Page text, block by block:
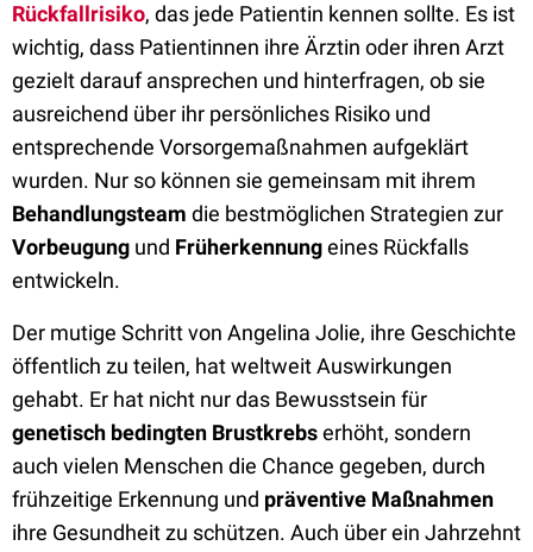
Rückfallrisiko, das jede Patientin kennen sollte. Es ist
wichtig, dass Patientinnen ihre Ärztin oder ihren Arzt
gezielt darauf ansprechen und hinterfragen, ob sie
ausreichend über ihr persönliches Risiko und
entsprechende Vorsorgemaßnahmen aufgeklärt
wurden. Nur so können sie gemeinsam mit ihrem
Behandlungsteam die bestmöglichen Strategien zur
Vorbeugung und Früherkennungeines Rückfalls
entwickeln.
Der mutige Schritt von Angelina Jolie, ihre Geschichte
öffentlich zu teilen, hat weltweit Auswirkungen
gehabt. Er hat nicht nur das Bewusstsein für
genetisch bedingten Brustkrebserhöht, sondern
auch vielen Menschen die Chance gegeben, durch
frühzeitige Erkennung und präventive Maßnahmen
ihre Gesundheit zu schützen. Auch über ein Jahrzehnt